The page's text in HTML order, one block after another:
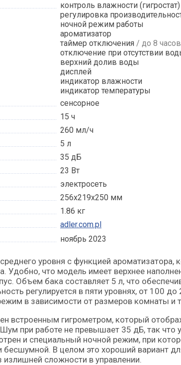
контроль влажности (гигростат)
регулировка
ночной режим работы
ароматизатор
таймер отключения / до 8
отключение при отсутствии
верхний долив воды
дисплей
индикатор влажности
индикатор температуры
сенсорное
15 ч
260 мл/ч
5 л
35 дБ
23 Вт
электросеть
256х219x250 мм
1.86 кг
adler.com.pl
ноябрь 2023
Удобно, что модель имеет верхнее
Объем бака составляет 5 л, что
регулируется в пяти уровнях, от 100
в зависимости от размеров комнаты и
встроенным гигрометром, который
при работе не превышает 35 дБ, так что
и специальный ночной режим, при
бесшумной. В целом это хороший вариант
сложности в управлении.